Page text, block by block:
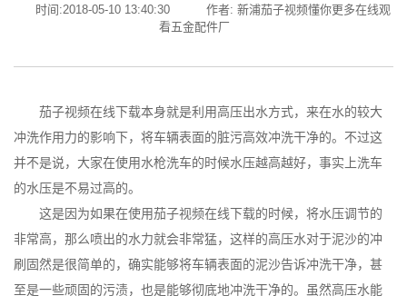
时间:2018-05-10 13:40:30
作者: 新浦茄子视频懂你更多在线观
看五金配件厂
茄子视频在线下载本身就是利用高压出水方式，来在水的较大
冲洗作用力的影响下，将车辆表面的脏污高效冲洗干净的。不过这
并不是说，大家在使用水枪洗车的时候水压越高越好，事实上洗车
的水压是不易过高的。
这是因为如果在使用茄子视频在线下载的时候，将水压调节的
非常高，那么喷出的水力就会非常猛，这样的高压水对于泥沙的冲
刷固然是很简单的，确实能够将车辆表面的泥沙告诉冲洗干净，甚
至是一些顽固的污渍，也是能够彻底地冲洗干净的。虽然高压水能